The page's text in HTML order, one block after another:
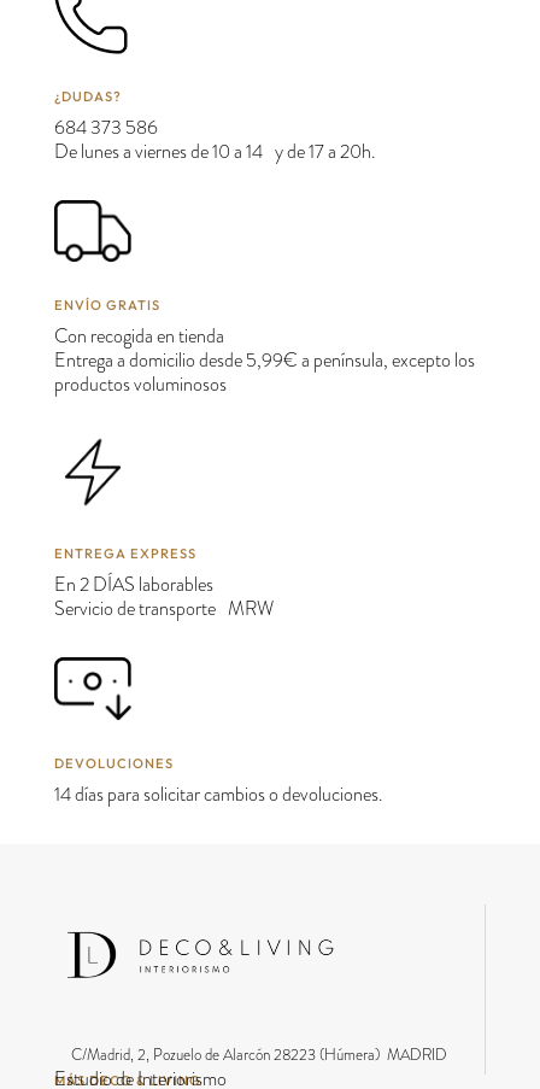
¿DUDAS?
684 373 586
De lunes a viernes de 10 a 14 y de 17 a 20h.
ENVÍO GRATIS
Con recogida en tienda
Entrega a domicilio desde 5,99€ a península, excepto los
productos voluminosos
ENTREGA EXPRESS
En 2 DÍAS laborables
Servicio de transporte MRW
DEVOLUCIONES
14 días para solicitar cambios o devoluciones.
C/Madrid, 2, Pozuelo de Alarcón 28223 (Húmera) MADRID
MÁS DECO & LIVING
Estudio de Interiorismo